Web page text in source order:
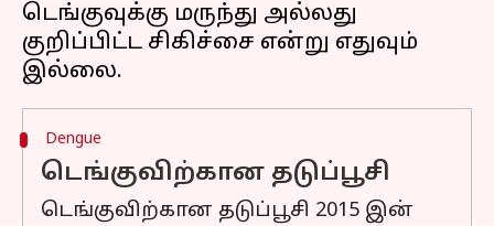
டெங்குவுக்கு மருந்து அல்லது
குறிப்பிட்ட சிகிச்சை என்று எதுவும்
Dengue
டெங்குவிற்கான தடுப்பூசி
டெங்குவிற்கான தடுப்பூசி 2015 இன்